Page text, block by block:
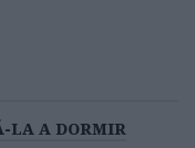
LA A DORMIR